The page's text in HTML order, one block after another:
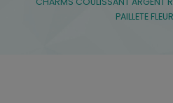
PAILLETE